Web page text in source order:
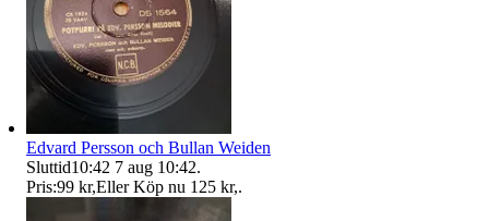
Edvard Persson och Bullan Weiden
Sluttid10:42 7 aug 10:42.
Pris:99 kr,Eller Köp nu 125 kr,.